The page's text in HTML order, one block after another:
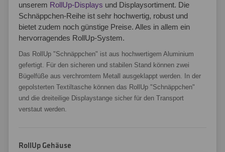
unserem RollUp-Displays und Displaysortiment. Die
Schnäppchen-Reihe ist sehr hochwertig, robust und
bietet zudem noch günstige Preise. Alles in allem ein
hervorragendes RollUp-System.
Das RollUp "Schnäppchen" ist aus hochwertigem Aluminium
gefertigt. Für den sicheren und stabilen Stand können zwei
Bügelfüße aus verchromtem Metall ausgeklappt werden. In der
gepolsterten Textiltasche können das RollUp "Schnäppchen"
und die dreiteilige Displaystange sicher für den Transport
verstaut werden.
RollUp Gehäuse